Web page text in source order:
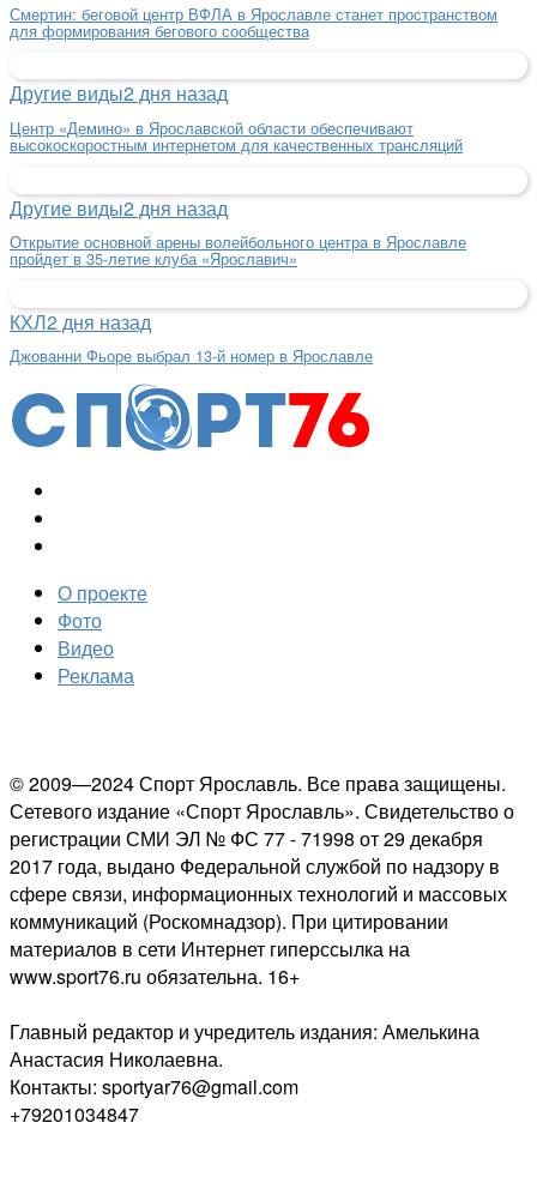
Смертин: беговой центр ВФЛА в Ярославле станет пространством
для формирования бегового сообщества
Другие виды2 дня назад
Центр «Демино» в Ярославской области обеспечивают
высокоскоростным интернетом для качественных трансляций
Другие виды2 дня назад
Открытие основной арены волейбольного центра в Ярославле
пройдет в 35-летие клуба «Ярославич»
КХЛ2 дня назад
Джованни Фьоре выбрал 13-й номер в Ярославле
О проекте
Фото
Видео
Реклама
© 2009—2024 Спорт Ярославль. Все права защищены.
Сетевого издание «Спорт Ярославль». Свидетельство о
регистрации СМИ ЭЛ № ФС 77 - 71998 от 29 декабря
2017 года, выдано Федеральной службой по надзору в
сфере связи, информационных технологий и массовых
коммуникаций (Роскомнадзор). При цитировании
материалов в сети Интернет гиперссылка на
www.sport76.ru обязательна. 16+
Главный редактор и учредитель издания: Амелькина
Анастасия Николаевна.
Контакты: sportyar76@gmail.com
+79201034847